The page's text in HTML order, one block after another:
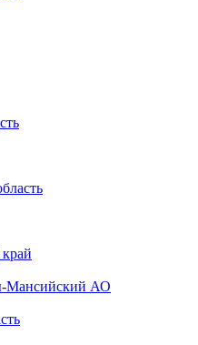
Мансийский АО